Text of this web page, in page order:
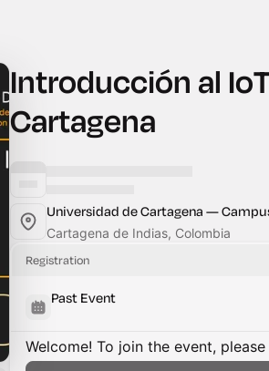
Introducción al
Cartagena
Universidad de Cartagena —
Cartagena de Indias, Colombia
Registration
Past Event
Welcome! To join the event,